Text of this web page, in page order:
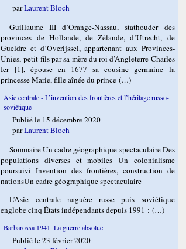
parLaurent Bloch
Guillaume III d’Orange-Nassau, stathouder des
provinces de Hollande, de Zélande, d’Utrecht, de
Gueldre et d’Overijssel, appartenant aux Provinces-
Unies, petit-fils par sa mère du roi d’Angleterre Charles
Ier [1], épouse en 1677 sa cousine germaine la
princesse Marie, fille aînée du prince (…)
Asie centrale - L’invention des frontières et l’héritage russo-
soviétique
Publié le 15 décembre 2020
parLaurent Bloch
Sommaire Un cadre géographique spectaculaire Des
populations diverses et mobiles Un colonialisme
poursuivi Invention des frontières, construction de
nationsUn cadre géographique spectaculaire
L’Asie centrale naguère russe puis soviétique
englobe cinq États indépendants depuis 1991 : (…)
Barbarossa 1941. La guerre absolue.
Publié le 23 février 2020